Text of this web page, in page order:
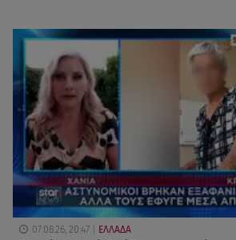
07.08.26, 20:47 ΕΛΛΑΔΑ